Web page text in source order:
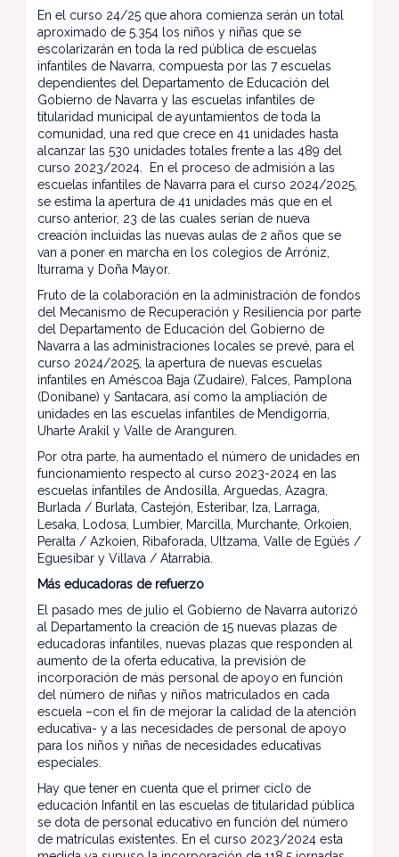
En el curso 24/25 que ahora comienza serán un total
aproximado de 5.354 los niños y niñas que se
escolarizarán en toda la red pública de escuelas
infantiles de Navarra, compuesta por las 7 escuelas
dependientes del Departamento de Educación del
Gobierno de Navarra y las escuelas infantiles de
titularidad municipal de ayuntamientos de toda la
comunidad, una red que crece en 41 unidades hasta
alcanzar las 530 unidades totales frente a las 489 del
curso 2023/2024. En el proceso de admisión a las
escuelas infantiles de Navarra para el curso 2024/2025,
se estima la apertura de 41 unidades más que en el
curso anterior, 23 de las cuales serían de nueva
creación incluidas las nuevas aulas de 2 años que se
van a poner en marcha en los colegios de Arróniz,
Iturrama y Doña Mayor.
Fruto de la colaboración en la administración de fondos
del Mecanismo de Recuperación y Resiliencia por parte
del Departamento de Educación del Gobierno de
Navarra a las administraciones locales se prevé, para el
curso 2024/2025, la apertura de nuevas escuelas
infantiles en Améscoa Baja (Zudaire), Falces, Pamplona
(Donibane) y Santacara, así como la ampliación de
unidades en las escuelas infantiles de Mendigorría,
Uharte Arakil y Valle de Aranguren.
Por otra parte, ha aumentado el número de unidades en
funcionamiento respecto al curso 2023-2024 en las
escuelas infantiles de Andosilla, Arguedas, Azagra,
Burlada / Burlata, Castejón, Esteribar, Iza, Larraga,
Lesaka, Lodosa, Lumbier, Marcilla, Murchante, Orkoien,
Peralta / Azkoien, Ribaforada, Ultzama, Valle de Egüés /
Eguesibar y Villava / Atarrabia.
Más educadoras de refuerzo
El pasado mes de julio el Gobierno de Navarra autorizó
al Departamento la creación de 15 nuevas plazas de
educadoras infantiles, nuevas plazas que responden al
aumento de la oferta educativa, la previsión de
incorporación de más personal de apoyo en función
del número de niñas y niños matriculados en cada
escuela –con el fin de mejorar la calidad de la atención
educativa- y a las necesidades de personal de apoyo
para los niños y niñas de necesidades educativas
especiales.
Hay que tener en cuenta que el primer ciclo de
educación Infantil en las escuelas de titularidad pública
se dota de personal educativo en función del número
de matrículas existentes. En el curso 2023/2024 esta